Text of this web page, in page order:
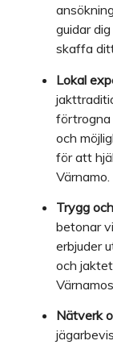
guidar
skaffa
Lokal
förtrogna
och
för att
Värnamo.
Trygg
betonar
erbjuder
och
Nätverk